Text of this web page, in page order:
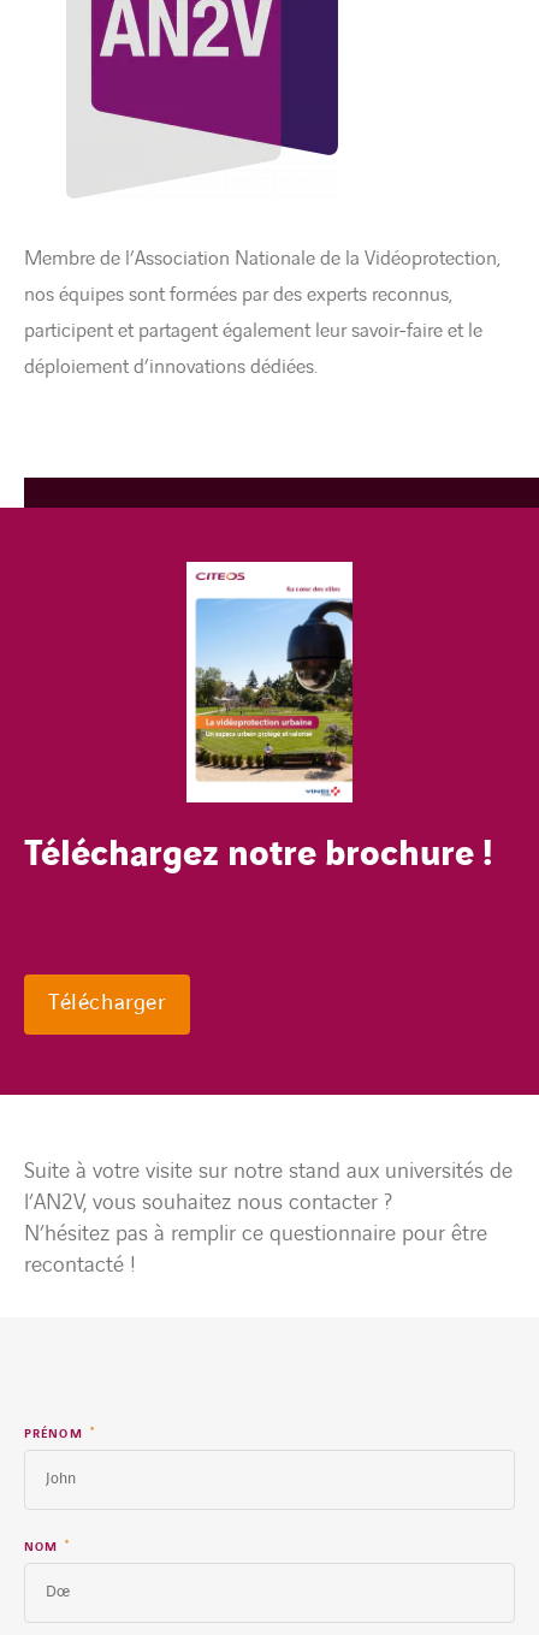
Membre de l’Association Nationale de la Vidéoprotection,
nos équipes sont formées par des experts reconnus,
participent et partagent également leur savoir-faire et le
déploiement d’innovations dédiées.
Téléchargez notre brochure !
Télécharger
Suite à votre visite sur notre stand aux universités de
l’AN2V, vous souhaitez nous contacter ?
N’hésitez pas à remplir ce questionnaire pour être
recontacté !
PRÉNOM *
NOM *